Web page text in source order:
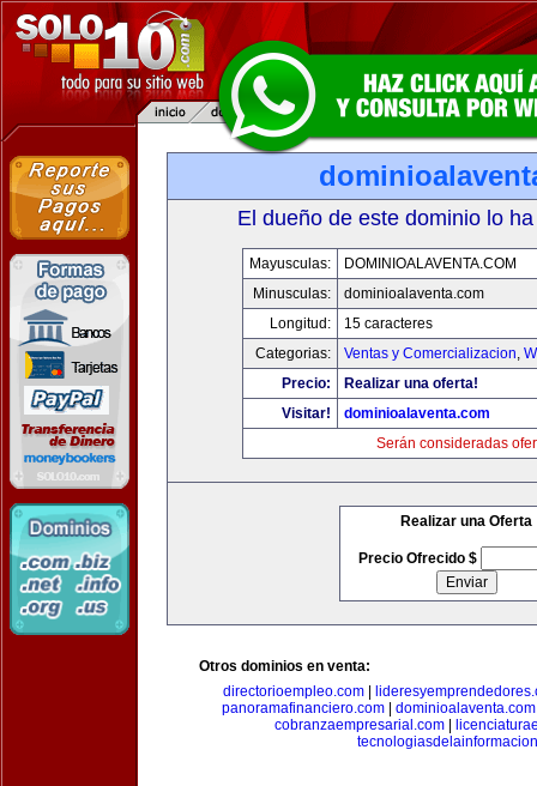
El dueño de este dominio lo
Mayusculas:
DOMINIOALAVENTA.COM
Minusculas:
dominioalaventa.com
Longitud:
15 caracteres
Categorias:
Ventas y Comercializacion,
Precio:
Realizar una oferta!
Visitar!
dominioalaventa.com
Serán consideradas
Realizar una Oferta
Precio Ofrecido $
Otros dominios en venta:
directorioempleo.com
panoramafinanciero.com
dominioalaventa.com
cobranzaempresarial.com